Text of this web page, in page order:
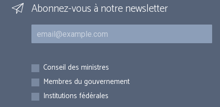
Abonnez-vous à notre newsletter
Courriel
Inscriptions
Conseil des ministres
Membres du gouvernement
Institutions fédérales